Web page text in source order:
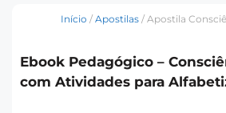
Início / Apostilas/ Apostila
Ebook Pedagógico –
com Atividades para